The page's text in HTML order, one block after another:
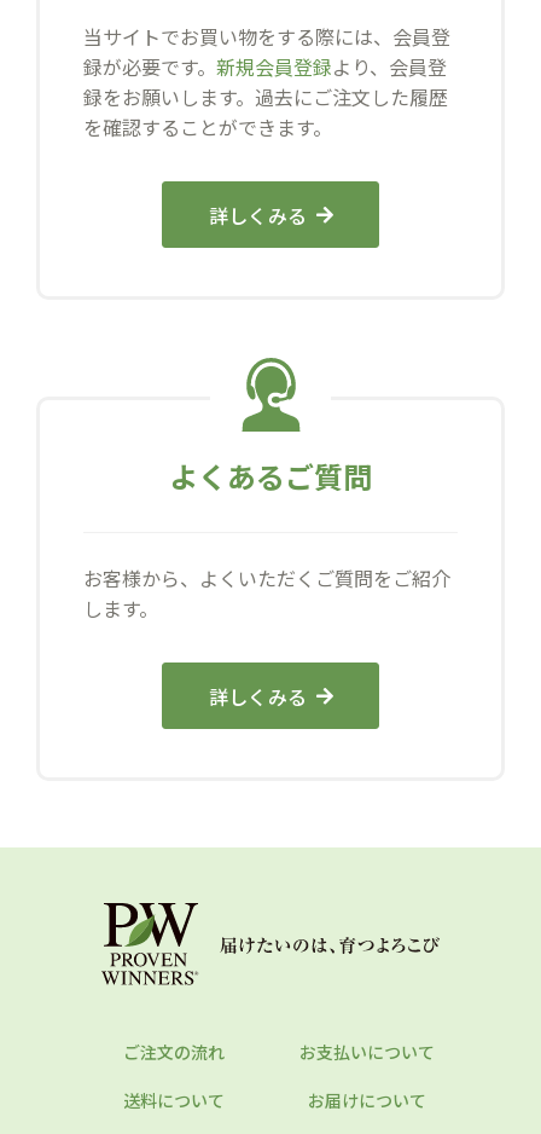
当サイトでお買い物をする際には、会員登
録が必要です。 新規会員登録より、会員登
録をお願いします。過去にご注文した履歴
を確認することができます。
詳しくみる
よくあるご質問
お客様から、よくいただくご質問をご紹介
します。
詳しくみる
ご注文の流れ
お支払いについて
送料について
お届けについて